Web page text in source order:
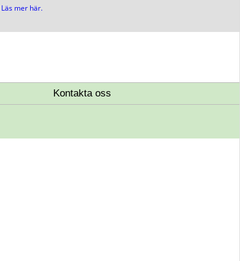
Läs mer här.
Kontakta oss